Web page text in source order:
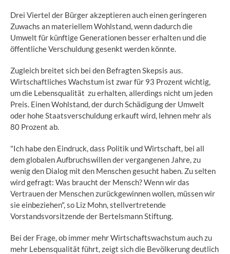
Drei Viertel der Bürger akzeptieren auch einen geringeren
Zuwachs an materiellem Wohlstand, wenn dadurch die
Umwelt für künftige Generationen besser erhalten und die
öffentliche Verschuldung gesenkt werden könnte.
Zugleich breitet sich bei den Befragten Skepsis aus.
Wirtschaftliches Wachstum ist zwar für 93 Prozent wichtig,
um die Lebensqualität zu erhalten, allerdings nicht um jeden
Preis. Einen Wohlstand, der durch Schädigung der Umwelt
oder hohe Staatsverschuldung erkauft wird, lehnen mehr als
80 Prozent ab.
"Ich habe den Eindruck, dass Politik und Wirtschaft, bei all
dem globalen Aufbruchswillen der vergangenen Jahre, zu
wenig den Dialog mit den Menschen gesucht haben. Zu selten
wird gefragt: Was braucht der Mensch? Wenn wir das
Vertrauen der Menschen zurückgewinnen wollen, müssen wir
sie einbeziehen", so Liz Mohn, stellvertretende
Vorstandsvorsitzende der Bertelsmann Stiftung.
Bei der Frage, ob immer mehr Wirtschaftswachstum auch zu
mehr Lebensqualität führt, zeigt sich die Bevölkerung deutlich